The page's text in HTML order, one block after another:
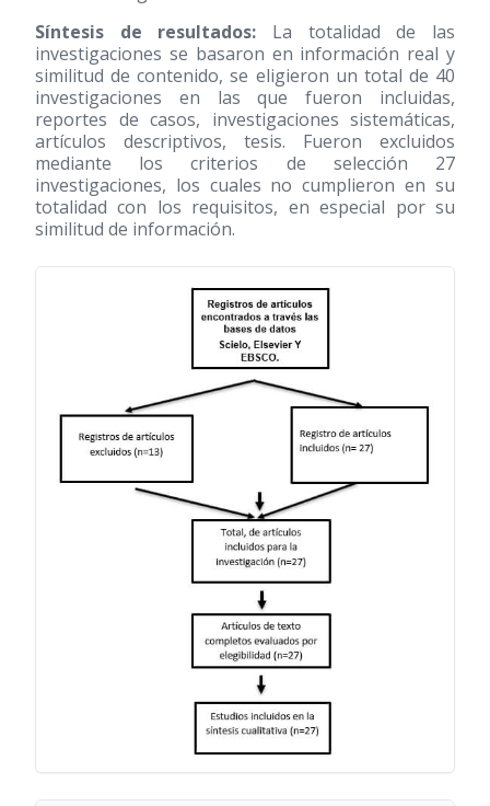
Síntesis de resultados: La totalidad de las
investigaciones se basaron en información real y
similitud de contenido, se eligieron un total de 40
investigaciones en las que fueron incluidas,
reportes de casos, investigaciones sistemáticas,
artículos descriptivos, tesis. Fueron excluidos
mediante los criterios de selección 27
investigaciones, los cuales no cumplieron en su
totalidad con los requisitos, en especial por su
similitud de información.